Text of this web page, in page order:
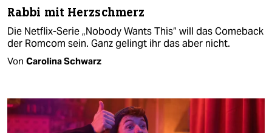
Rabbi mit Herzschmerz
Die Netflix-Serie „Nobody Wants This“ will das Comeback
der Romcom sein. Ganz gelingt ihr das aber nicht.
Von Carolina Schwarz